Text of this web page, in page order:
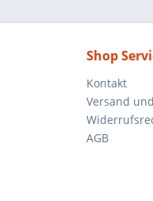
Shop
Kontakt
Versand
AGB